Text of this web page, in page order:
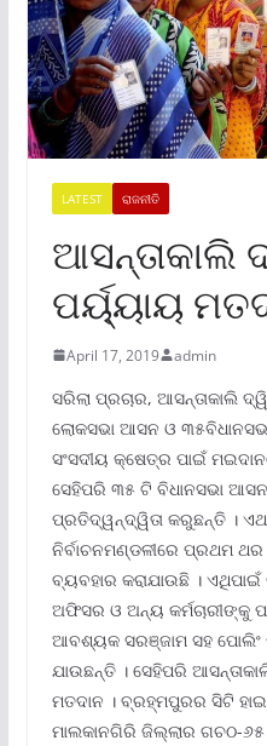
LATEST ରାଜନୀତି
ଆସନ୍ତାକାଲି
ପର୍ୟ୍ୟାୟ
April 17, 2019 admin
ସରିଲା ପ୍ରଚାର, ଆସନ୍ତାକାଲି
ଲୋକସଭା ଆସନ ଓ
ସଂସଦୀୟ କ୍ଷେତ୍ର ପାଇଁ
ସେହିପରି ୩୫ ଟି ବିଧାନସଭା ଆସନ
ପ୍ରତିଦ୍ୱନ୍ଦ୍ୱିତା କରୁଛନ୍ତି ।
ନିର୍ବାଚନମଣ୍ଡଳୀରେ ପ୍ରଥମ
ବ୍ୟବହାର କରାଯାଉଛି ।
ଅଫିସର ଓ ଅନ୍ୟ କର୍ମଚାରୀଙ୍କୁ
ଆବଶ୍ୟକ ସରଞ୍ଜାମ ସହ ପୋଲିଂ
ଯାଉଛନ୍ତି । ସେହିପରି
ମତଦାନ । ବ୍ରହ୍ମପୁରର ସିଟି
ମାଲକାନଗିରି ଜିଲ୍ଲାର ଗଚଠ-